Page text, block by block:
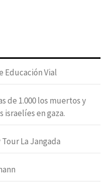
Educación Vial
de 1.000 los muertos y
israelíes en gaza.
La Jangada